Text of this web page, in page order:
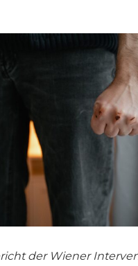
der Wiener